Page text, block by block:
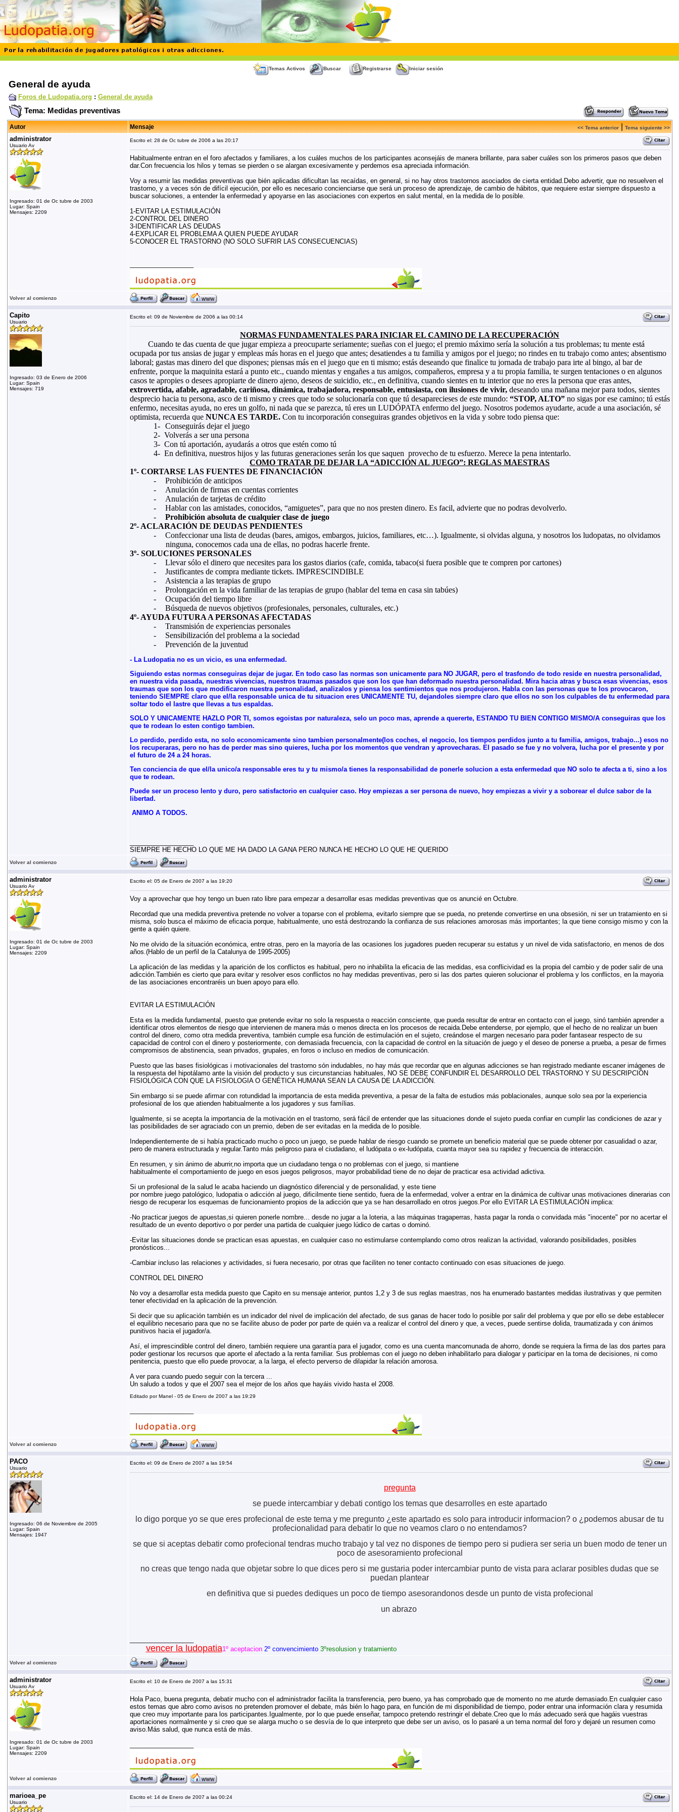
Temas Activos Buscar Registrarse Iniciar sesión
General de ayuda
Foros de Ludopatia.org : General de ayuda
Tema: Medidas preventivas
Autor Mensaje << Tema anterior|Tema siguiente >>
administrator
Usuario Av
Ingresado: 01 de Oc tubre de 2003
Lugar: Spain
Mensajes: 2209
Escrito el: 28 de Oc tubre de 2006 a las 20:17
Habitualmente entran en el foro afectados y familiares, a los cuáles muchos de los participantes aconsejáis de manera brillante, para saber cuáles son los primeros pasos que deben
dar.Con frecuencia los hilos y temas se pierden o se alargan excesivamente y perdemos esa apreciada información.
Voy a resumir las medidas preventivas que bién aplicadas dificultan las recaídas, en general, si no hay otros trastornos asociados de cierta entidad.Debo advertir, que no resuelven el
trastorno, y a veces són de difícil ejecución, por ello es necesario concienciarse que será un proceso de aprendizaje, de cambio de hábitos, que requiere estar siempre dispuesto a
buscar soluciones, a entender la enfermedad y apoyarse en las asociaciones con expertos en salut mental, en la medida de lo posible.
1-EVITAR LA ESTIMULACIÓN
2-CONTROL DEL DINERO
3-IDENTIFICAR LAS DEUDAS
4-EXPLICAR EL PROBLEMA A QUIEN PUEDE AYUDAR
5-CONOCER EL TRASTORNO (NO SOLO SUFRIR LAS CONSECUENCIAS)
Volver al comienzo
Capito
Usuario
Ingresado: 03 de Enero de 2006
Lugar: Spain
Mensajes: 719
Escrito el: 09 de Noviembre de 2006 a las 00:14
NORMAS FUNDAMENTALES PARA INICIAR EL CAMINO DE LA RECUPERACIÓN
Cuando te das cuenta de que jugar empieza a preocuparte seriamente; sueñas con el juego; el premio máximo sería la solución a tus problemas; tu mente está
ocupada por tus ansias de jugar y empleas más horas en el juego que antes; desatiendes a tu familia y amigos por el juego; no rindes en tu trabajo como antes; absentismo
laboral; gastas mas dinero del que dispones; piensas más en el juego que en ti mismo; estás deseando que finalice tu jornada de trabajo para irte al bingo, al bar de
enfrente, porque la maquinita estará a punto etc., cuando mientas y engañes a tus amigos, compañeros, empresa y a tu propia familia, te surgen tentaciones o en algunos
casos te apropies o desees apropiarte de dinero ajeno, deseos de suicidio, etc., en definitiva, cuando sientes en tu interior que no eres la persona que eras antes,
extrovertida, afable, agradable, cariñosa, dinámica, trabajadora, responsable, entusiasta, con ilusiones de vivir,deseando una mañana mejor para todos, sientes
desprecio hacia tu persona, asco de ti mismo y crees que todo se solucionaría con que tú desaparecieses de este mundo: “STOP, ALTO”no sigas por ese camino; tú estás
enfermo, necesitas ayuda, no eres un golfo, ni nada que se parezca, tú eres un LUDÓPATA enfermo del juego. Nosotros podemos ayudarte, acude a una asociación, sé
optimista, recuerda que NUNCA ES TARDE.Con tu incorporación conseguiras grandes objetivos en la vida y sobre todo piensa que:
1-
Conseguirás dejar el juego
2- Volverás a ser una persona
3- Con tú aportación, ayudarás a otros que estén como tú
4- En definitiva, nuestros hijos y las futuras generaciones serán los que saquen provecho de tu esfuerzo. Merece la pena intentarlo.
COMO TRATAR DE DEJAR LA “ADICCIÓN AL JUEGO”: REGLAS MAESTRAS
1º- CORTARSE LAS FUENTES DE FINANCIACIÓN
-
Prohibición de anticipos
-
Anulación de firmas en cuentas corrientes
-
Anulación de tarjetas de crédito
-
Hablar con las amistades, conocidos, “amiguetes”, para que no nos presten dinero. Es facil, advierte que no podras devolverlo.
-
Prohibición absoluta de cualquier clase de juego
2º- ACLARACIÓN DE DEUDAS PENDIENTES
-
Confeccionar una lista de deudas (bares, amigos, embargos, juicios, familiares, etc…). Igualmente, si olvidas alguna, y nosotros los ludopatas, no olvidamos
ninguna, conocemos cada una de ellas, no podras hacerle frente.
3º- SOLUCIONES PERSONALES
-
Llevar sólo el dinero que necesites para los gastos diarios (cafe, comida, tabaco(si fuera posible que te compren por cartones)
-
Justificantes de compra mediante tickets. IMPRESCINDIBLE
-
Asistencia a las terapias de grupo
-
Prolongación en la vida familiar de las terapias de grupo (hablar del tema en casa sin tabúes)
-
Ocupación del tiempo libre
-
Búsqueda de nuevos objetivos (profesionales, personales, culturales, etc.)
4º- AYUDA FUTURA A PERSONAS AFECTADAS
-
Transmisión de experiencias personales
-
Sensibilización del problema a la sociedad
-
Prevención de la juventud
- La Ludopatia no es un vicio, es una enfermedad.
Siguiendo estas normas conseguiras dejar de jugar. En todo caso las normas son unicamente para NO JUGAR, pero el trasfondo de todo reside en nuestra personalidad,
en nuestra vida pasada, nuestras vivencias, nuestros traumas pasados que son los que han deformado nuestra personalidad. Mira hacia atras y busca esas vivencias, esos
traumas que son los que modificaron nuestra personalidad, analizalos y piensa los sentimientos que nos produjeron. Habla con las personas que te los provocaron,
teniendo SIEMPRE claro que el/la responsable unica de tu situacion eres UNICAMENTE TU, dejandoles siempre claro que ellos no son los culpables de tu enfermedad para
soltar todo el lastre que llevas a tus espaldas.
SOLO Y UNICAMENTE HAZLO POR TI, somos egoistas por naturaleza, selo un poco mas, aprende a quererte, ESTANDO TU BIEN CONTIGO MISMO/A conseguiras que los
que te rodean lo esten contigo tambien.
Lo perdido, perdido esta, no solo economicamente sino tambien personalmente(los coches, el negocio, los tiempos perdidos junto a tu familia, amigos, trabajo...) esos no
los recuperaras, pero no has de perder mas sino quieres, lucha por los momentos que vendran y aprovecharas. El pasado se fue y no volvera, lucha por el presente y por
el futuro de 24 a 24 horas.
Ten conciencia de que el/la unico/a responsable eres tu y tu mismo/a tienes la responsabilidad de ponerle solucion a esta enfermedad que NO solo te afecta a ti, sino a los
que te rodean.
Puede ser un proceso lento y duro, pero satisfactorio en cualquier caso. Hoy empiezas a ser persona de nuevo, hoy empiezas a vivir y a soborear el dulce sabor de la
libertad.
ANIMO A TODOS.
SIEMPRE HE HECHO LO QUE ME HA DADO LA GANA PERO NUNCA HE HECHO LO QUE HE QUERIDO
Volver al comienzo
administrator
Usuario Av
Ingresado: 01 de Oc tubre de 2003
Lugar: Spain
Mensajes: 2209
Escrito el: 05 de Enero de 2007 a las 19:20
Voy a aprovechar que hoy tengo un buen rato libre para empezar a desarrollar esas medidas preventivas que os anuncié en Octubre.
Recordad que una medida preventiva pretende no volver a toparse con el problema, evitarlo siempre que se pueda, no pretende convertirse en una obsesión, ni ser un tratamiento en si
misma, solo busca el máximo de eficacia porque, habitualmente, uno está destrozando la confianza de sus relaciones amorosas más importantes; la que tiene consigo mismo y con la
gente a quién quiere.
No me olvido de la situación económica, entre otras, pero en la mayoría de las ocasiones los jugadores pueden recuperar su estatus y un nivel de vida satisfactorio, en menos de dos
años.(Hablo de un perfil de la Catalunya de 1995-2005)
La aplicación de las medidas y la aparición de los conflictos es habitual, pero no inhabilita la eficacia de las medidas, esa conflicividad es la propia del cambio y de poder salir de una
adicción.También es cierto que para evitar y resolver esos conflictos no hay medidas preventivas, pero si las dos partes quieren solucionar el problema y los conflictos, en la mayoria
de las asociaciones encontraréis un buen apoyo para ello.
EVITAR LA ESTIMULACIÓN
Esta es la medida fundamental, puesto que pretende evitar no solo la respuesta o reacción consciente, que pueda resultar de entrar en contacto con el juego, sinó también aprender a
identificar otros elementos de riesgo que intervienen de manera más o menos directa en los procesos de recaida.Debe entenderse, por ejemplo, que el hecho de no realizar un buen
control del dinero, como otra medida preventiva, también cumple esa función de estimulación en el sujeto, creándose el margen necesario para poder fantasear respecto de su
capacidad de control con el dinero y posteriormente, con demasiada frecuencia, con la capacidad de control en la situación de juego y el deseo de ponerse a prueba, a pesar de firmes
compromisos de abstinencia, sean privados, grupales, en foros o incluso en medios de comunicación.
Puesto que las bases fisiológicas i motivacionales del trastorno són indudables, no hay más que recordar que en algunas adicciones se han registrado mediante escaner imágenes de
la respuesta del hipotálamo ante la visión del producto y sus circunstancias habituales, NO SE DEBE CONFUNDIR EL DESARROLLO DEL TRASTORNO Y SU DESCRIPCIÓN
FISIOLÓGICA CON QUE LA FISIOLOGIA O GENÉTICA HUMANA SEAN LA CAUSA DE LA ADICCIÓN.
Sin embargo si se puede afirmar con rotundidad la importancia de esta medida preventiva, a pesar de la falta de estudios más poblacionales, aunque solo sea por la experiencia
profesional de los que atienden habitualmente a los jugadores y sus famílias.
Igualmente, si se acepta la importancia de la motivación en el trastorno, será fácil de entender que las situaciones donde el sujeto pueda confiar en cumplir las condiciones de azar y
las posibilidades de ser agraciado con un premio, deben de ser evitadas en la medida de lo posible.
Independientemente de si había practicado mucho o poco un juego, se puede hablar de riesgo cuando se promete un beneficio material que se puede obtener por casualidad o azar,
pero de manera estructurada y regular.Tanto más peligroso para el ciudadano, el ludópata o ex-ludópata, cuanta mayor sea su rapidez y frecuencia de interacción.
En resumen, y sin ánimo de aburrir,no importa que un ciudadano tenga o no problemas con el juego, si mantiene
habitualmente el comportamiento de juego en esos juegos peligrosos, mayor probabilidad tiene de no dejar de practicar esa actividad adictiva.
Si un profesional de la salud le acaba haciendo un diagnóstico diferencial y de personalidad, y este tiene
por nombre juego patológico, ludopatia o adicción al juego, dificilmente tiene sentido, fuera de la enfermedad, volver a entrar en la dinámica de cultivar unas motivaciones dinerarias con
riesgo de recuperar los esquemas de funcionamiento propios de la adicción que ya se han desarrollado en otros juegos.Por ello EVITAR LA ESTIMULACIÓN implica:
-No practicar juegos de apuestas,si quieren ponerle nombre... desde no jugar a la loteria, a las máquinas tragaperras, hasta pagar la ronda o convidada más "inocente" por no acertar el
resultado de un evento deportivo o por perder una partida de cualquier juego lúdico de cartas o dominó.
-Evitar las situaciones donde se practican esas apuestas, en cualquier caso no estimularse contemplando como otros realizan la actividad, valorando posibilidades, posibles
pronósticos...
-Cambiar incluso las relaciones y actividades, si fuera necesario, por otras que faciliten no tener contacto continuado con esas situaciones de juego.
CONTROL DEL DINERO
No voy a desarrollar esta medida puesto que Capito en su mensaje anterior, puntos 1,2 y 3 de sus reglas maestras, nos ha enumerado bastantes medidas ilustrativas y que permiten
tener efectividad en la aplicación de la prevención.
Si decir que su aplicación también es un indicador del nivel de implicación del afectado, de sus ganas de hacer todo lo posible por salir del problema y que por ello se debe establecer
el equilibrio necesario para que no se facilite abuso de poder por parte de quién va a realizar el control del dinero y que, a veces, puede sentirse dolida, traumatizada y con ánimos
punitivos hacia el jugador/a.
Así, el imprescindible control del dinero, también requiere una garantía para el jugador, como es una cuenta mancomunada de ahorro, donde se requiera la firma de las dos partes para
poder gestionar los recursos que aporte el afectado a la renta familiar. Sus problemas con el juego no deben inhabilitarlo para dialogar y participar en la toma de decisiones, ni como
penitencia, puesto que ello puede provocar, a la larga, el efecto perverso de dilapidar la relación amorosa.
A ver para cuando puedo seguir con la tercera ...
Un saludo a todos y que el 2007 sea el mejor de los años que hayáis vivido hasta el 2008.
Editado por Manel - 05 de Enero de 2007 a las 19:29
Volver al comienzo
PACO
Usuario
Ingresado: 06 de Noviembre de 2005
Lugar: Spain
Mensajes: 1947
Escrito el: 09 de Enero de 2007 a las 19:54
pregunta
se puede intercambiar y debati contigo los temas que desarrolles en este apartado
lo digo porque yo se que eres profecional de este tema y me pregunto ¿este apartado es solo para introducir informacion? o ¿podemos abusar de tu
profecionalidad para debatir lo que no veamos claro o no entendamos?
se que si aceptas debatir como profecional tendras mucho trabajo y tal vez no dispones de tiempo pero si pudiera ser seria un buen modo de tener un
poco de asesoramiento profecional
no creas que tengo nada que objetar sobre lo que dices pero si me gustaria poder intercambiar punto de vista para aclarar posibles dudas que se
puedan plantear
en definitiva que si puedes dediques un poco de tiempo asesorandonos desde un punto de vista profecional
un abrazo
vencer la ludopatia1º aceptacion 2º convencimiento 3ºresolusion y tratamiento
Volver al comienzo
administrator
Usuario Av
Ingresado: 01 de Oc tubre de 2003
Lugar: Spain
Mensajes: 2209
Escrito el: 10 de Enero de 2007 a las 15:31
Hola Paco, buena pregunta, debatir mucho con el administrador facilita la transferencia, pero bueno, ya has comprobado que de momento no me aturde demasiado.En cualquier caso
estos temas que abro como avisos no pretenden promover el debate, más bién lo hago para, en función de mi disponibilidad de tiempo, poder entrar una información clara y resumida
que creo muy importante para los participantes.Igualmente, por lo que puede enseñar, tampoco pretendo restringir el debate.Creo que lo más adecuado será que hagáis vuestras
aportaciones normalmente y si creo que se alarga mucho o se desvía de lo que interpreto que debe ser un aviso, os lo pasaré a un tema normal del foro y dejaré un resumen como
aviso.Más salud, que nunca está de más.
Volver al comienzo
marioea_pe
Usuario
Escrito el: 14 de Enero de 2007 a las 00:24